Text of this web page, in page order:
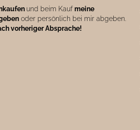
und beim Kaufmeine
oder persönlich bei mir abgeben.
vorheriger Absprache!